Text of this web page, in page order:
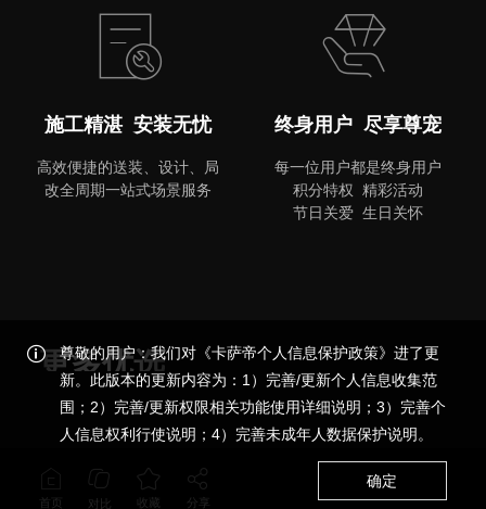
施工精湛 安装无忧
高效便捷的送装、设计、局
改全周期一站式场景服务
终身用户 尽享尊宠
每一位用户都是终身用户
积分特权 精彩活动
节日关爱 生日关怀
更多优选
品质尊享，更多精彩
首页 对比 收藏 分享
尊敬的用户：我们对《卡萨帝个人信息保护政策》进了更
新。此版本的更新内容为：1）完善/更新个人信息收集范
围；2）完善/更新权限相关功能使用详细说明；3）完善个
人信息权利行使说明；4）完善未成年人数据保护说明。
确定